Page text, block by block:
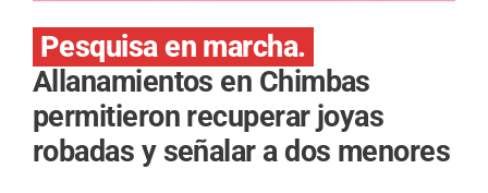
Pesquisa en marcha.
Allanamientos en Chimbas
permitieron recuperar joyas
robadas y señalar a dos menores